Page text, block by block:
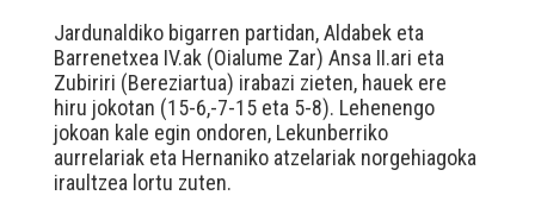
Jardunaldiko bigarren partidan, Aldabek eta
Barrenetxea IV.ak (Oialume Zar) Ansa II.ari eta
Zubiriri (Bereziartua) irabazi zieten, hauek ere
hiru jokotan (15-6,-7-15 eta 5-8). Lehenengo
jokoan kale egin ondoren, Lekunberriko
aurrelariak eta Hernaniko atzelariak norgehiagoka
iraultzea lortu zuten.